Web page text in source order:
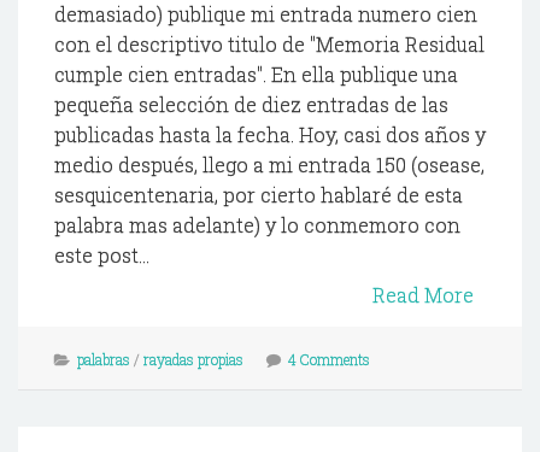
demasiado) publique mi entrada numero cien
con el descriptivo titulo de "Memoria Residual
cumple cien entradas". En ella publique una
pequeña selección de diez entradas de las
publicadas hasta la fecha. Hoy, casi dos años y
medio después, llego a mi entrada 150 (osease,
sesquicentenaria, por cierto hablaré de esta
palabra mas adelante) y lo conmemoro con
este post...
Read More
palabras / rayadas propias 4 Comments